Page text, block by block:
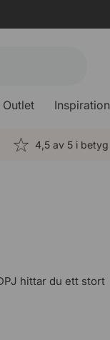
Outlet Inspiration
4,5 av 5 i betyg
hittar du ett stort